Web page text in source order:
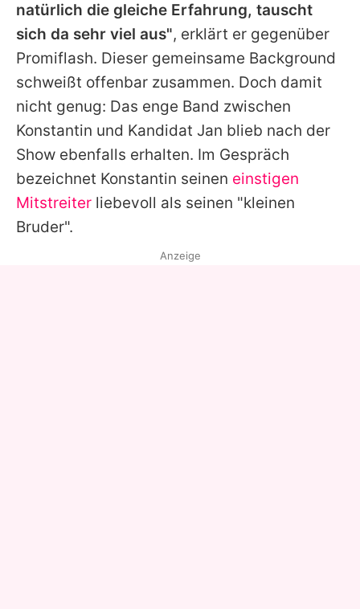
natürlich die gleiche Erfahrung, tauscht
sich da sehr viel aus", erklärt er gegenüber
Promiflash. Dieser gemeinsame Background
schweißt offenbar zusammen. Doch damit
nicht genug: Das enge Band zwischen
Konstantin und Kandidat Jan blieb nach der
Show ebenfalls erhalten. Im Gespräch
bezeichnet Konstantin seinen einstigen
Mitstreiter liebevoll als seinen "kleinen
Bruder".
Anzeige